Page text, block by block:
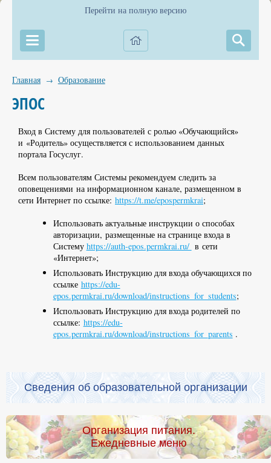
Перейти на полную версию
Главная → Образование
ЭПОС
Вход в Систему для пользователей с ролью «Обучающийся»
и «Родитель» осуществляется с использованием данных
портала Госуслуг.
Всем пользователям Системы рекомендуем следить за
оповещениями на информационном канале, размещенном в
сети Интернет по ссылке: https://t.me/epospermkrai;
Использовать актуальные инструкции о способах
авторизации, размещенные на странице входа в
Систему https://auth-epos.permkrai.ru/ в сети
«Интернет»;
Использовать Инструкцию для входа обучающихся по
ссылке https://edu-
epos.permkrai.ru/download/instructions_for_students;
Использовать Инструкцию для входа родителей по
ссылке: https://edu-
epos.permkrai.ru/download/instructions_for_parents .
Сведения об образовательной организации
Организация питания.
Ежедневные меню